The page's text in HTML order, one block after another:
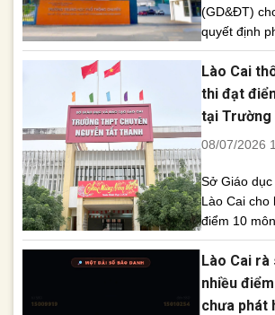
(GD&ĐT)
quyết định
phù hợp đối
chức thi lại
Tuyên
quả xác
THPT
Lào Cai
thi đạt
tại Trường
Nguyễn
08/07/2026
Sở Giáo
Lào Cai cho
điểm 10
THPT
Thành chủ
các lớp
Vật lý và
Lào Cai
nhiều
chưa phát